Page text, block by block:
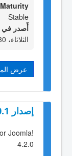
Maturity
Stable
أٌصدر في
الثلاثاء، 30 آب/أغسطس 2022 13:59
عرض
إصدار 4.2.0.1
Joomla!
4.2.0